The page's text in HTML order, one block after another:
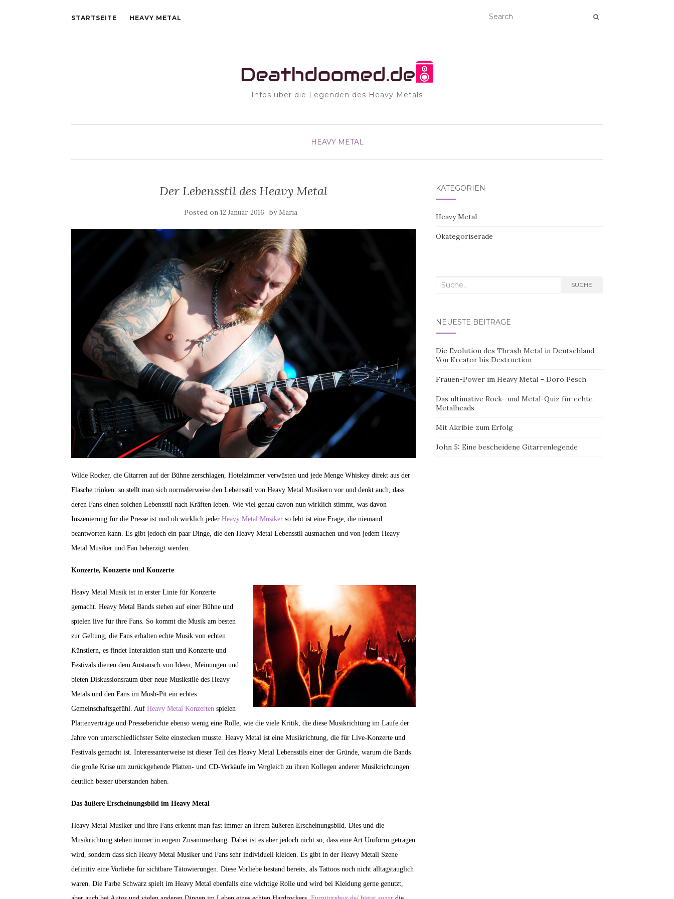
STARTSEITE HEAVY METAL
Infos über die Legenden des Heavy Metals
HEAVY METAL
Der Lebensstil des Heavy Metal
Posted on12 Januar, 2016 by Maria
Wilde Rocker, die Gitarren auf der Bühne zerschlagen, Hotelzimmer verwüsten und jede Menge Whiskey direkt aus der
Flasche trinken: so stellt man sich normalerweise den Lebensstil von Heavy Metal Musikern vor und denkt auch, dass
deren Fans einen solchen Lebensstil nach Kräften leben. Wie viel genau davon nun wirklich stimmt, was davon
Inszenierung für die Presse ist und ob wirklich jeder Heavy Metal Musiker so lebt ist eine Frage, die niemand
beantworten kann. Es gibt jedoch ein paar Dinge, die den Heavy Metal Lebensstil ausmachen und von jedem Heavy
Metal Musiker und Fan beherzigt werden:
Konzerte, Konzerte und Konzerte
Heavy Metal Musik ist in erster Linie für Konzerte
gemacht. Heavy Metal Bands stehen auf einer Bühne und
spielen live für ihre Fans. So kommt die Musik am besten
zur Geltung, die Fans erhalten echte Musik von echten
Künstlern, es findet Interaktion statt und Konzerte und
Festivals dienen dem Austausch von Ideen, Meinungen und
bieten Diskussionsraum über neue Musikstile des Heavy
Metals und den Fans im Mosh-Pit ein echtes
Gemeinschaftsgefühl. Auf Heavy Metal Konzerten spielen
Plattenverträge und Presseberichte ebenso wenig eine Rolle, wie die viele Kritik, die diese Musikrichtung im Laufe der
Jahre von unterschiedlichster Seite einstecken musste. Heavy Metal ist eine Musikrichtung, die für Live-Konzerte und
Festivals gemacht ist. Interessanterweise ist dieser Teil des Heavy Metal Lebensstils einer der Gründe, warum die Bands
die große Krise um zurückgehende Platten- und CD-Verkäufe im Vergleich zu ihren Kollegen anderer Musikrichtungen
deutlich besser überstanden haben.
Das äußere Erscheinungsbild im Heavy Metal
Heavy Metal Musiker und ihre Fans erkennt man fast immer an ihrem äußeren Erscheinungsbild. Dies und die
Musikrichtung stehen immer in engem Zusammenhang. Dabei ist es aber jedoch nicht so, dass eine Art Uniform getragen
wird, sondern dass sich Heavy Metal Musiker und Fans sehr individuell kleiden. Es gibt in der Heavy Metall Szene
definitiv eine Vorliebe für sichtbare Tätowierungen. Diese Vorliebe bestand bereits, als Tattoos noch nicht alltagstauglich
waren. Die Farbe Schwarz spielt im Heavy Metal ebenfalls eine wichtige Rolle und wird bei Kleidung gerne genutzt,
KATEGORIEN
Heavy Metal
Okategoriserade
Search
SUCHE
NEUESTE BEITRÄGE
Die Evolution des Thrash Metal in Deutschland:
Von Kreator bis Destruction
Frauen-Power im Heavy Metal – Doro Pesch
Das ultimative Rock- und Metal-Quiz für echte
Metalheads
Mit Akribie zum Erfolg
John 5: Eine bescheidene Gitarrenlegende